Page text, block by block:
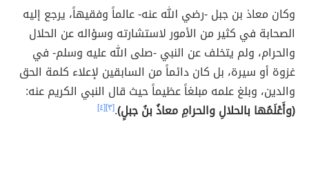
وكان معاذ بن جبل -رضي الله عنه- عالماً وفقيهاً، يرجع إليه
الصحابة في كثير من الأمور لاستشارته وسؤاله عن الحلال
والحرام، ولم يتخلف عن النبي -صلى الله عليه وسلم- في
غزوة أو سيرة، بل كان دائماً من السابقين لإعلاء كلمة الحق
والدين، وبلغ علمه مبلغاً عظيماً حيث قال النبي الكريم عنه:
(وأَعْلَمُها بالحلالِ والحرامِ معاذُ بنُ جبلٍ).[٣] [٤]